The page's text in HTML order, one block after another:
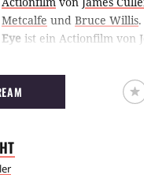
Metcalfe und Bruce Willis.
Eye ist ein Actionfilm von
sich hierbei um die
Fortress
, in dem ein
ehemalige US-
beschützt werden muss.
ebenfalls in dieser